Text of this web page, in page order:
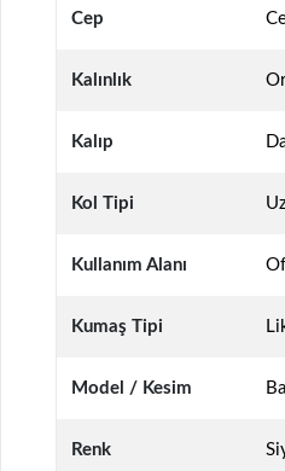
Cep
Kalınlık
Kalıp
Kol Tipi
Kullanım Alanı
Kumaş Tipi
Model / Kesim
Renk